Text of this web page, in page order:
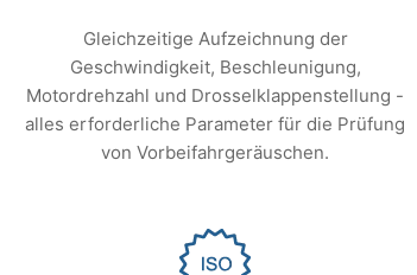
Gleichzeitige Aufzeichnung der
Geschwindigkeit, Beschleunigung,
Motordrehzahl und Drosselklappenstellung -
alles erforderliche Parameter für die Prüfung
von Vorbeifahrgeräuschen.